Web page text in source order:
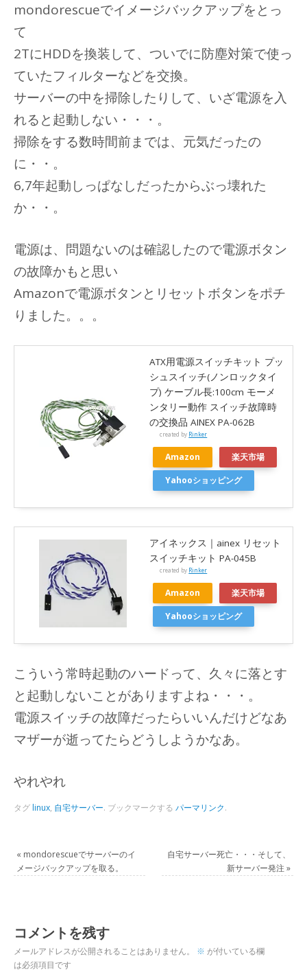
mondorescueでイメージバックアップをとっ
て
2TにHDDを換装して、ついでに防塵対策で使っ
ていたフィルターなどを交換。
サーバーの中を掃除したりして、いざ電源を入
れると起動しない・・・。
掃除をする数時間前までは、元気だったの
に・・。
6,7年起動しっぱなしだったからぶっ壊れた
か・・。
電源は、問題ないのは確認したので電源ボタン
の故障かもと思い
Amazonで電源ボタンとリセットボタンをポチ
りました。。。
ATX用電源スイッチキット プッ
シュスイッチ(ノンロックタイ
プ) ケーブル長:100cm モーメ
ンタリー動作 スイッチ故障時
の交換品 AINEX PA-062B
created by Rinker
Amazon
楽天市場
Yahooショッピング
アイネックス｜ainex リセット
スイッチキット PA-045B
created by Rinker
Amazon
楽天市場
Yahooショッピング
こういう常時起動のハードって、久々に落とす
と起動しないことがありますよね・・・。
電源スイッチの故障だったらいいんだけどなあ
マザーが逝ってたらどうしようかなあ。
やれやれ
タグ linux, 自宅サーバー. ブックマークするパーマリンク.
« mondorescueでサーバーのイ
メージバックアップを取る。
自宅サーバー死亡・・・そして、
新サーバー発注 »
コメントを残す
メールアドレスが公開されることはありません。 ※ が付いている欄
は必須項目です